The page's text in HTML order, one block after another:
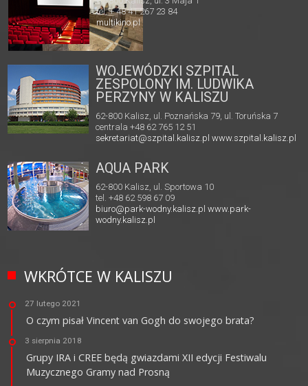
tel. + 48 41 267 23 84
multikino.pl
WOJEWÓDZKI SZPITAL
ZESPOLONY IM. LUDWIKA
PERZYNY W KALISZU
62-800 Kalisz, ul. Poznańska 79, ul. Toruńska 7
centrala +48 62 765 12 51
sekretariat@szpital.kalisz.pl www.szpital.kalisz.pl
AQUA PARK
62-800 Kalisz, ul. Sportowa 10
tel. +48 62 598 67 09
biuro@park-wodny.kalisz.pl www.park-
wodny.kalisz.pl
WKRÓTCE W KALISZU
27 lutego 2021
O czym pisał Vincent van Gogh do swojego brata?
3 sierpnia 2018
Grupy IRA i CREE będą gwiazdami XII edycji Festiwalu
Muzycznego Gramy nad Prosną